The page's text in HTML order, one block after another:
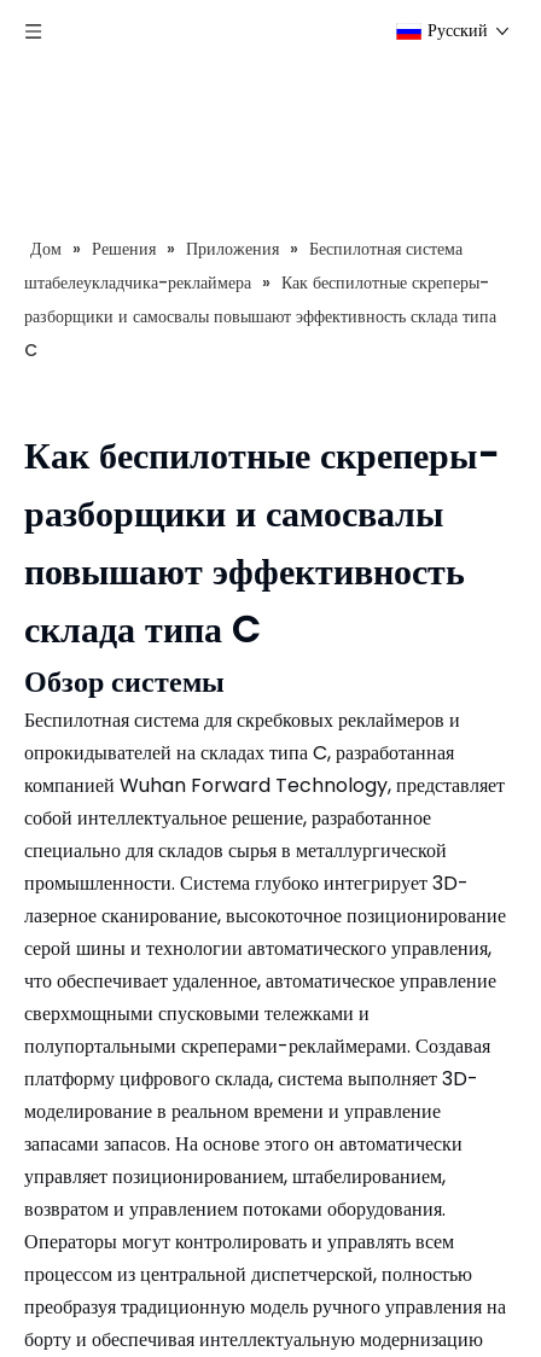
Pусский
Дом » Решения » Приложения » Беспилотная система
штабелеукладчика-реклаймера » Как беспилотные скреперы-
разборщики и самосвалы повышают эффективность склада типа
C
Как беспилотные скреперы-
разборщики и самосвалы
повышают эффективность
склада типа C
Обзор системы
Беспилотная система для скребковых реклаймеров и
опрокидывателей на складах типа C, разработанная
компанией Wuhan Forward Technology, представляет
собой интеллектуальное решение, разработанное
специально для складов сырья в металлургической
промышленности. Система глубоко интегрирует 3D-
лазерное сканирование, высокоточное позиционирование
серой шины и технологии автоматического управления,
что обеспечивает удаленное, автоматическое управление
сверхмощными спусковыми тележками и
полупортальными скреперами-реклаймерами. Создавая
платформу цифрового склада, система выполняет 3D-
моделирование в реальном времени и управление
запасами запасов. На основе этого он автоматически
управляет позиционированием, штабелированием,
возвратом и управлением потоками оборудования.
Операторы могут контролировать и управлять всем
процессом из центральной диспетчерской, полностью
преобразуя традиционную модель ручного управления на
борту и обеспечивая интеллектуальную модернизацию